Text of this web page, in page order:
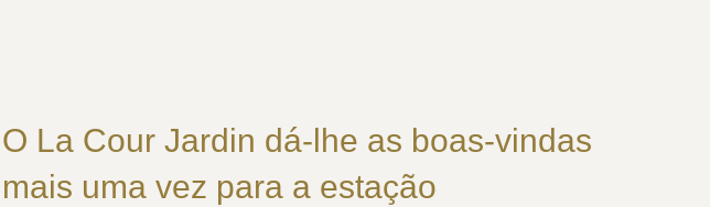
O La Cour Jardin dá-lhe as boas-vindas
mais uma vez para a estação